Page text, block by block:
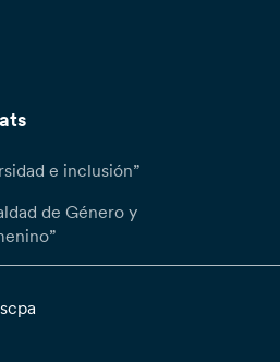
e inclusión”
de Género y